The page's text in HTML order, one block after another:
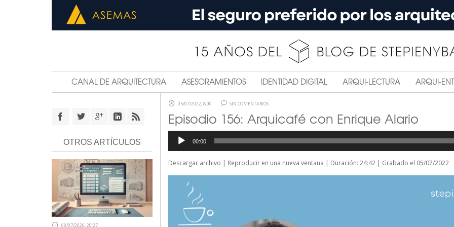
CANAL DE ARQUITECTURA ASESORAMIENTOS IDENTIDAD DIGITAL ARQUI-LECTURA ARQUI-
05/07/2022, 8:00 SIN COMENTARIOS
Episodio 156: Arquicafé con Enrique Alario
Reproductor
audio
00:00
Descargar archivo | Reproducir en una nueva ventana | Duración: 24:42| Grabado el 05/07/2022
OTROS ARTÍCULOS
09/07/2026, 20:27